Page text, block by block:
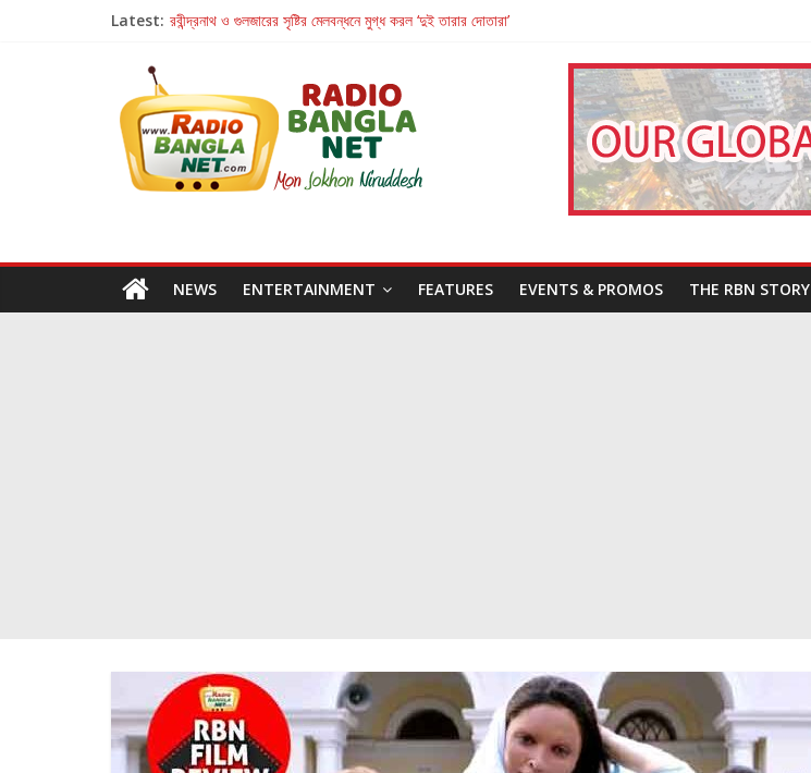
Latest: রবীন্দ্রনাথ ও গুলজারের সৃষ্টির মেলবন্ধনে মুগ্ধ করল ‘দুই তারার দোতারা’
Retribution: A Thought-Provoking Short Film That Challenges Our Understanding of Justice
হাওয়া বদলের টলিউডে ‘তুমি এলে তাই’
NEWS ENTERTAINMENT FEATURES EVENTS & PROMOS THE RBN STORY